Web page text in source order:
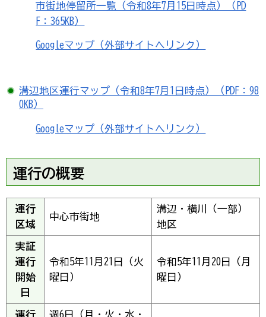
市街地停留所一覧（令和8年7月15日時点）（PD
F：365KB）
Googleマップ（外部サイトへリンク）
溝辺地区運行マップ（令和8年7月1日時点）（PDF：98
0KB）
Googleマップ（外部サイトへリンク）
運行の概要
運行
区域
中心市街地
溝辺・横川（一部）
地区
実証
運行
開始
日
令和5年11月21日（火
曜日）
令和5年11月20日（月
曜日）
運行
週6日（月・火・水・